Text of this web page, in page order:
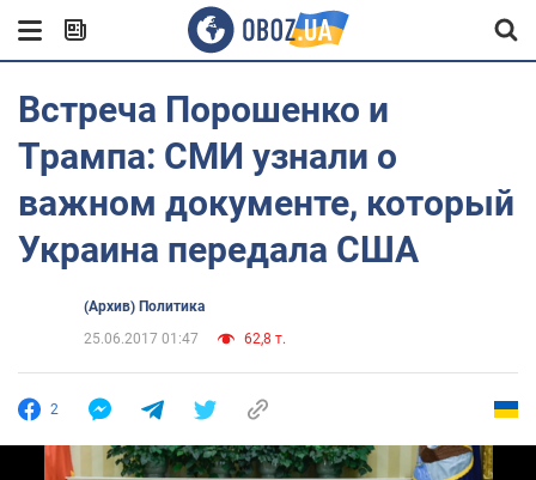
Встреча Порошенко и
Трампа: СМИ узнали о
важном документе, который
Украина передала США
(Архив) Политика
25.06.2017 01:47
62,8 т.
2